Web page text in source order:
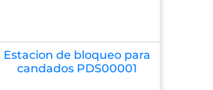
Estacion de bloqueo para
candados PDS00001